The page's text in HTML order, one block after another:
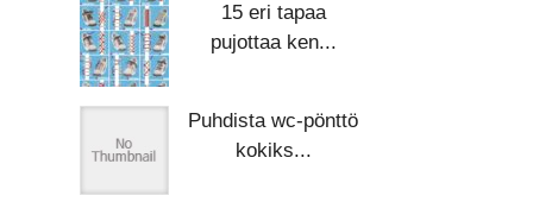
15 eri tapaa
pujottaa ken...
Puhdista wc-pönttö
kokiks...